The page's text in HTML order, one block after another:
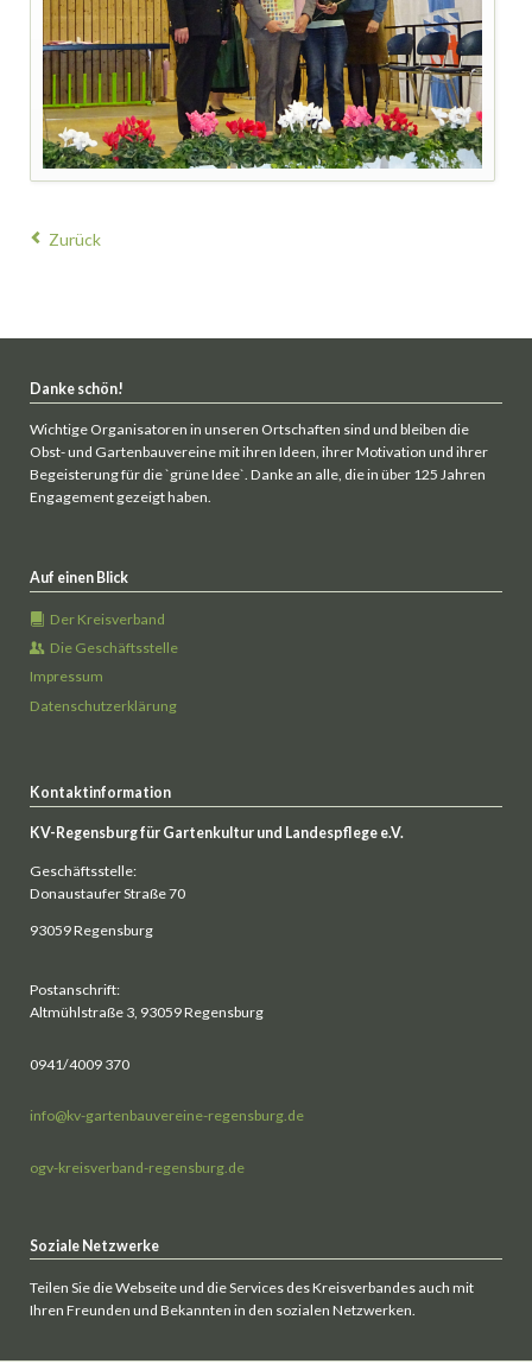
Zurück
Danke schön!
Wichtige Organisatoren in unseren Ortschaften sind und bleiben die
Obst- und Gartenbauvereine mit ihren Ideen, ihrer Motivation und ihrer
Begeisterung für die `grüne Idee`. Danke an alle, die in über 125 Jahren
Engagement gezeigt haben.
Auf einen Blick
Der Kreisverband
Die Geschäftsstelle
Impressum
Datenschutzerklärung
Kontaktinformation
KV-Regensburg für Gartenkultur und Landespflege e.V.
Geschäftsstelle:
Donaustaufer Straße 70
93059 Regensburg
Postanschrift:
Altmühlstraße 3, 93059 Regensburg
0941/4009 370
info@kv-gartenbauvereine-regensburg.de
ogv-kreisverband-regensburg.de
Soziale Netzwerke
Teilen Sie die Webseite und die Services des Kreisverbandes auch mit
Ihren Freunden und Bekannten in den sozialen Netzwerken.